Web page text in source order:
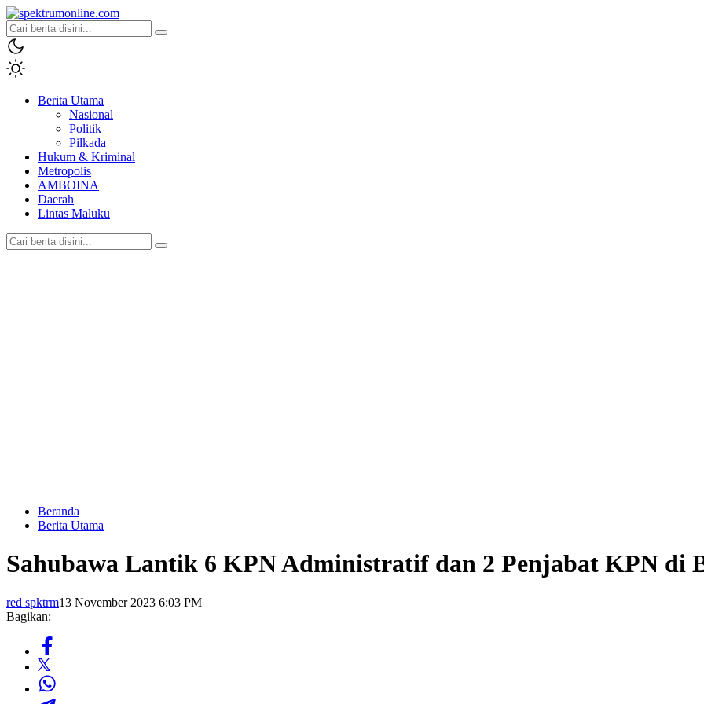
spektrumonline.com
Berita Utama
Nasional
Politik
Pilkada
Hukum & Kriminal
Metropolis
AMBOINA
Daerah
Lintas Maluku
Beranda
Berita Utama
Sahubawa Lantik 6 KPN Administratif dan 2 Penjabat KPN di
red spktrm13 November 2023 6:03 PM
Bagikan: